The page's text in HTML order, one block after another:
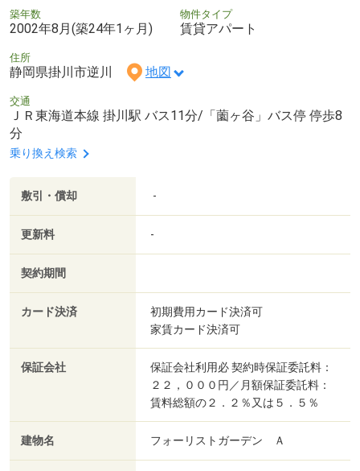
築年数
2002年8月(築24年1ヶ月)
物件タイプ
賃貸アパート
住所
静岡県掛川市逆川 地図
交通
ＪＲ東海道本線 掛川駅 バス11分/「薗ヶ谷」バス停 停歩8
分
乗り換え検索
敷引・償却 -
更新料 -
契約期間
カード決済
初期費用カード決済可
家賃カード決済可
保証会社
保証会社利用必 契約時保証委託料：
２２，０００円／月額保証委託料：
賃料総額の２．２％又は５．５％
建物名 フォーリストガーデン Ａ